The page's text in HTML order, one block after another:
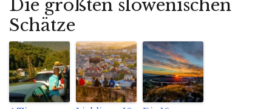
Die größten slowenischen
Schätze